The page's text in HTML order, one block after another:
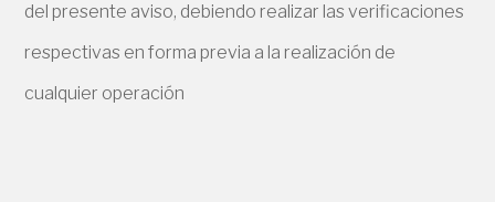
del presente aviso, debiendo realizar las verificaciones
respectivas en forma previa a la realización de
cualquier operación